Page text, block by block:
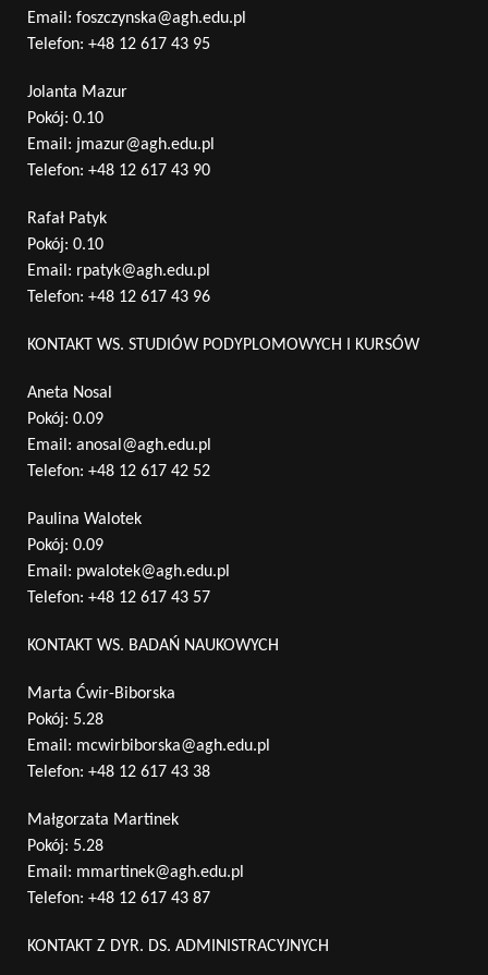
Email: foszczynska@agh.edu.pl
Telefon: +48 12 617 43 95
Jolanta Mazur
Pokój: 0.10
Email: jmazur@agh.edu.pl
Telefon: +48 12 617 43 90
Rafał Patyk
Pokój: 0.10
Email: rpatyk@agh.edu.pl
Telefon: +48 12 617 43 96
KONTAKT WS. STUDIÓW PODYPLOMOWYCH I KURSÓW
Aneta Nosal
Pokój: 0.09
Email: anosal@agh.edu.pl
Telefon: +48 12 617 42 52
Paulina Walotek
Pokój: 0.09
Email: pwalotek@agh.edu.pl
Telefon: +48 12 617 43 57
KONTAKT WS. BADAŃ NAUKOWYCH
Marta Ćwir-Biborska
Pokój: 5.28
Email: mcwirbiborska@agh.edu.pl
Telefon: +48 12 617 43 38
Małgorzata Martinek
Pokój: 5.28
Email: mmartinek@agh.edu.pl
Telefon: +48 12 617 43 87
KONTAKT Z DYR. DS. ADMINISTRACYJNYCH